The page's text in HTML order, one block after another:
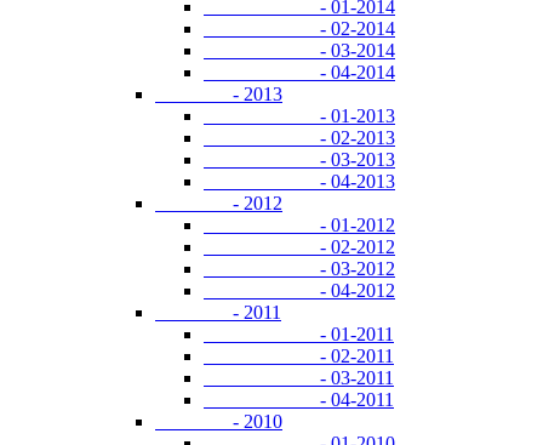
- 01-2014
- 02-2014
- 03-2014
- 04-2014
- 2013
- 01-2013
- 02-2013
- 03-2013
- 04-2013
- 2012
- 01-2012
- 02-2012
- 03-2012
- 04-2012
- 2011
- 01-2011
- 02-2011
- 03-2011
- 04-2011
- 2010